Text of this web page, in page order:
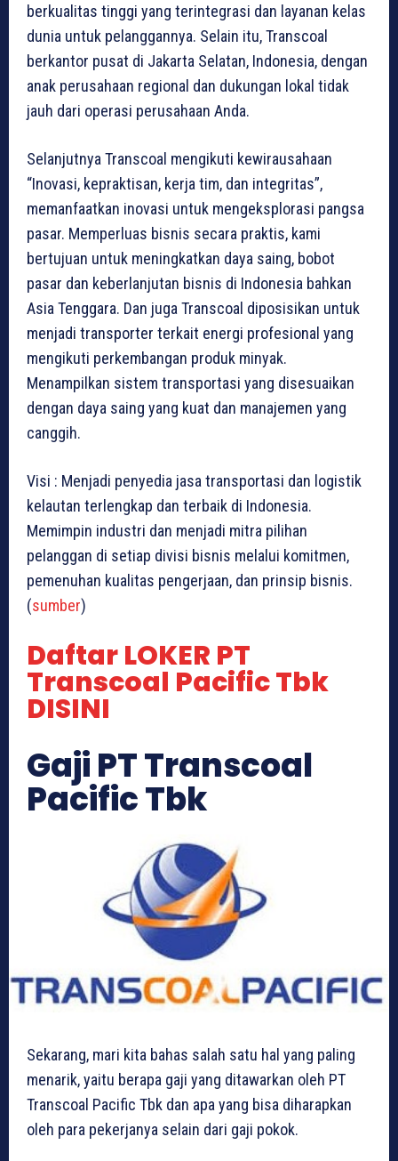
berkualitas tinggi yang terintegrasi dan layanan kelas
dunia untuk pelanggannya. Selain itu, Transcoal
berkantor pusat di Jakarta Selatan, Indonesia, dengan
anak perusahaan regional dan dukungan lokal tidak
jauh dari operasi perusahaan Anda.
Selanjutnya Transcoal mengikuti kewirausahaan
“Inovasi, kepraktisan, kerja tim, dan integritas”,
memanfaatkan inovasi untuk mengeksplorasi pangsa
pasar. Memperluas bisnis secara praktis, kami
bertujuan untuk meningkatkan daya saing, bobot
pasar dan keberlanjutan bisnis di Indonesia bahkan
Asia Tenggara. Dan juga Transcoal diposisikan untuk
menjadi transporter terkait energi profesional yang
mengikuti perkembangan produk minyak.
Menampilkan sistem transportasi yang disesuaikan
dengan daya saing yang kuat dan manajemen yang
canggih.
Visi : Menjadi penyedia jasa transportasi dan logistik
kelautan terlengkap dan terbaik di Indonesia.
Memimpin industri dan menjadi mitra pilihan
pelanggan di setiap divisi bisnis melalui komitmen,
pemenuhan kualitas pengerjaan, dan prinsip bisnis.
(sumber)
Daftar LOKER PT
Transcoal Pacific Tbk
DISINI
Gaji PT Transcoal
Pacific Tbk
Sekarang, mari kita bahas salah satu hal yang paling
menarik, yaitu berapa gaji yang ditawarkan oleh PT
Transcoal Pacific Tbk dan apa yang bisa diharapkan
oleh para pekerjanya selain dari gaji pokok.